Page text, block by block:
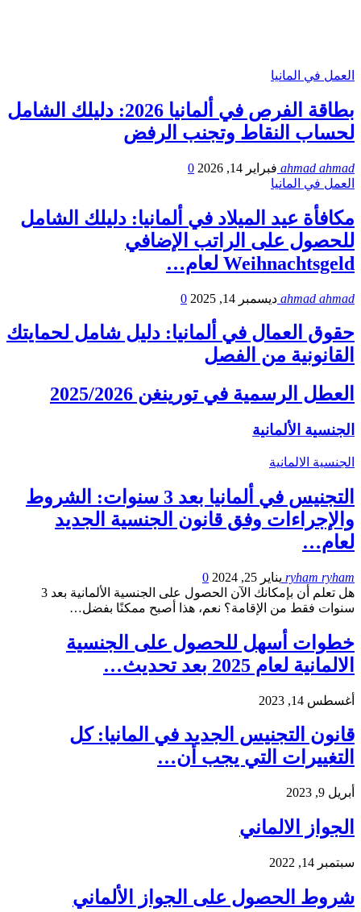
العمل في المانيا
بطاقة الفرص في ألمانيا 2026: دليلك الشامل
لحساب النقاط وتجنب الرفض
ahmad ahmad فبراير 14, 2026
0
العمل في المانيا
مكافأة عيد الميلاد في ألمانيا: دليلك الشامل
للحصول على الراتب الإضافي
Weihnachtsgeld لعام…
ahmad ahmad ديسمبر 14, 2025 0
حقوق العمال في ألمانيا: دليل شامل لحمايتك
القانونية من الفصل
العطل الرسمية في تورينغن 2025/2026
الجنسية الألمانية
الجنسية الالمانية
التجنيس في ألمانيا بعد 3 سنوات: الشروط
والإجراءات وفق قانون الجنسية الجديد
لعام…
ryham ryham يناير 25, 2024
0
هل تعلم أن بإمكانك الآن الحصول على الجنسية الألمانية بعد 3
سنوات فقط من الإقامة؟ نعم، هذا أصبح ممكنًا بفضل…
خطوات أسهل للحصول على الجنسية
الالمانية لعام 2025 بعد تحديث…
أغسطس 14, 2023
قانون التجنيس الجديد في المانيا: كل
التغييرات التي يجب أن…
أبريل 9, 2023
الجواز الالماني
سبتمبر 14, 2022
شروط الحصول على الجواز الألماني